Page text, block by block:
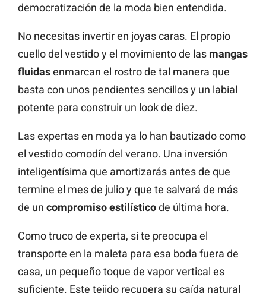
democratización de la moda bien entendida.
No necesitas invertir en joyas caras. El propio
cuello del vestido y el movimiento de las mangas
fluidasenmarcan el rostro de tal manera que
basta con unos pendientes sencillos y un labial
potente para construir un look de diez.
Las expertas en moda ya lo han bautizado como
el vestido comodín del verano. Una inversión
inteligentísima que amortizarás antes de que
termine el mes de julio y que te salvará de más
de un compromiso estilísticode última hora.
Como truco de experta, si te preocupa el
transporte en la maleta para esa boda fuera de
casa, un pequeño toque de vapor vertical es
suficiente. Este tejido recupera su caída natural